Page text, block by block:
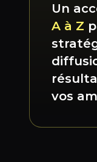
Un
A à Z
vos